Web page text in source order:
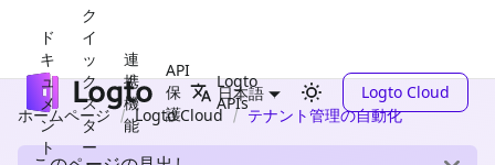
ド
キ
ュ
メ
ン
ト
ク
イ
ッ
ク
ス
タ
ー
連
携
機
能
API
保
護
Logto
APIs
日本語
Logto Cloud
ホームページ
Logto Cloud テナント管理の自動化